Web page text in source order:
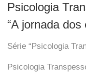
Psicologia
“A jornada
Série “Psicologia
Psicologia